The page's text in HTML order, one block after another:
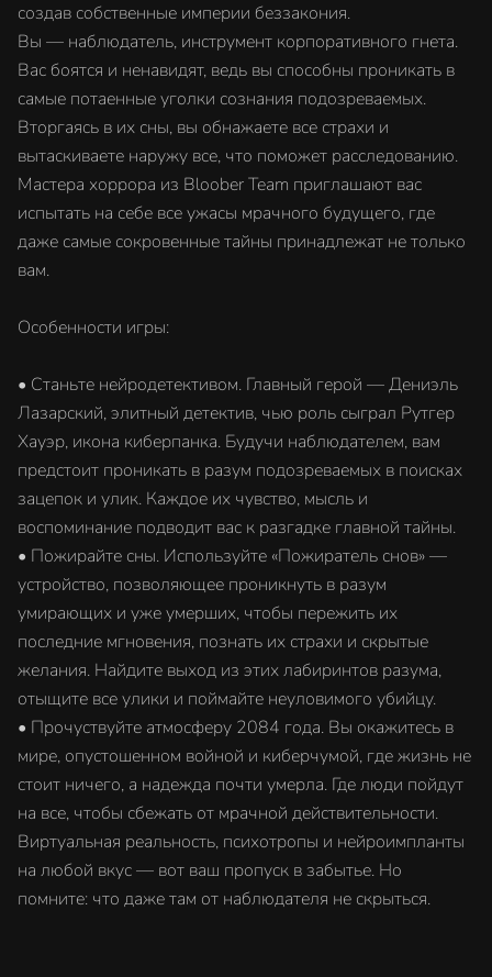
создав собственные империи беззакония.
Вы — наблюдатель, инструмент корпоративного гнета.
Вас боятся и ненавидят, ведь вы способны проникать в
самые потаенные уголки сознания подозреваемых.
Вторгаясь в их сны, вы обнажаете все страхи и
вытаскиваете наружу все, что поможет расследованию.
Мастера хоррора из Bloober Team приглашают вас
испытать на себе все ужасы мрачного будущего, где
даже самые сокровенные тайны принадлежат не только
вам.
Особенности игры:
• Станьте нейродетективом. Главный герой — Дениэль
Лазарский, элитный детектив, чью роль сыграл Рутгер
Хауэр, икона киберпанка. Будучи наблюдателем, вам
предстоит проникать в разум подозреваемых в поисках
зацепок и улик. Каждое их чувство, мысль и
воспоминание подводит вас к разгадке главной тайны.
• Пожирайте сны. Используйте «Пожиратель снов» —
устройство, позволяющее проникнуть в разум
умирающих и уже умерших, чтобы пережить их
последние мгновения, познать их страхи и скрытые
желания. Найдите выход из этих лабиринтов разума,
отыщите все улики и поймайте неуловимого убийцу.
• Прочуствуйте атмосферу 2084 года. Вы окажитесь в
мире, опустошенном войной и киберчумой, где жизнь не
стоит ничего, а надежда почти умерла. Где люди пойдут
на все, чтобы сбежать от мрачной действительности.
Виртуальная реальность, психотропы и нейроимпланты
на любой вкус — вот ваш пропуск в забытье. Но
помните: что даже там от наблюдателя не скрыться.